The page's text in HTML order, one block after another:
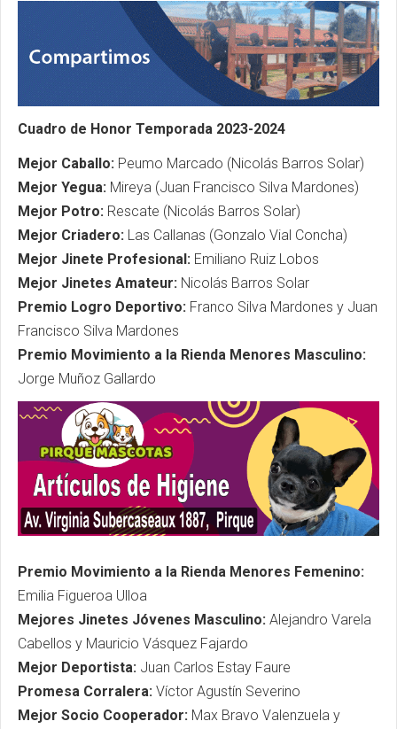
Cuadro de Honor Temporada 2023-2024
Mejor Caballo: Peumo Marcado (Nicolás Barros Solar)
Mejor Yegua: Mireya (Juan Francisco Silva Mardones)
Mejor Potro: Rescate (Nicolás Barros Solar)
Mejor Criadero: Las Callanas (Gonzalo Vial Concha)
Mejor Jinete Profesional: Emiliano Ruiz Lobos
Mejor Jinetes Amateur: Nicolás Barros Solar
Premio Logro Deportivo: Franco Silva Mardones y Juan
Francisco Silva Mardones
Premio Movimiento a la Rienda Menores Masculino:
Jorge Muñoz Gallardo
Premio Movimiento a la Rienda Menores Femenino:
Emilia Figueroa Ulloa
Mejores Jinetes Jóvenes Masculino: Alejandro Varela
Cabellos y Mauricio Vásquez Fajardo
Mejor Deportista: Juan Carlos Estay Faure
Promesa Corralera: Víctor Agustín Severino
Mejor Socio Cooperador: Max Bravo Valenzuela y